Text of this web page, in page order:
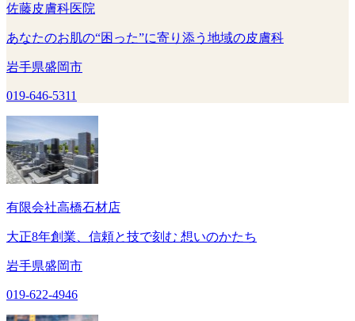
佐藤皮膚科医院
あなたのお肌の“困った”に寄り添う地域の皮膚科
岩手県盛岡市
019-646-5311
有限会社高橋石材店
大正8年創業、信頼と技で刻む 想いのかたち
岩手県盛岡市
019-622-4946